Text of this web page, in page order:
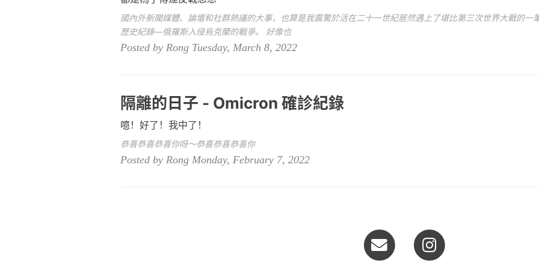
國內外新聞媒體、論壇和社群熱議的大事，也算是我震驚於活在二十一世紀居然遇上了堪比第三次世界大戰的一
歷史紀錄—俄羅斯入侵烏克蘭的戰爭。 好像也
Posted by Rong Tuesday, March 8, 2022
隔離的日子 - Omicron 確診紀錄
噫！好了！我中了！
恭喜恭喜恭喜你呀～恭喜恭喜恭喜你
Posted by Rong Monday, February 7, 2022